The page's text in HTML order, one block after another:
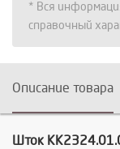
* Вся
справочный
Описание товара
Шток